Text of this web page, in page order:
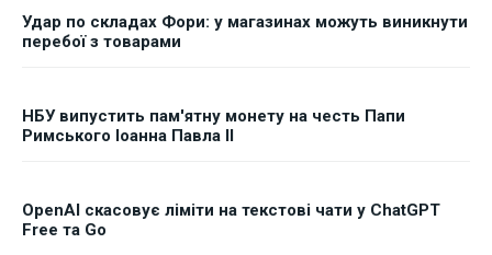
Удар по складах Фори: у магазинах можуть виникнути
перебої з товарами
НБУ випустить пам'ятну монету на честь Папи
Римського Іоанна Павла II
OpenAI скасовує ліміти на текстові чати у ChatGPT
Free та Go